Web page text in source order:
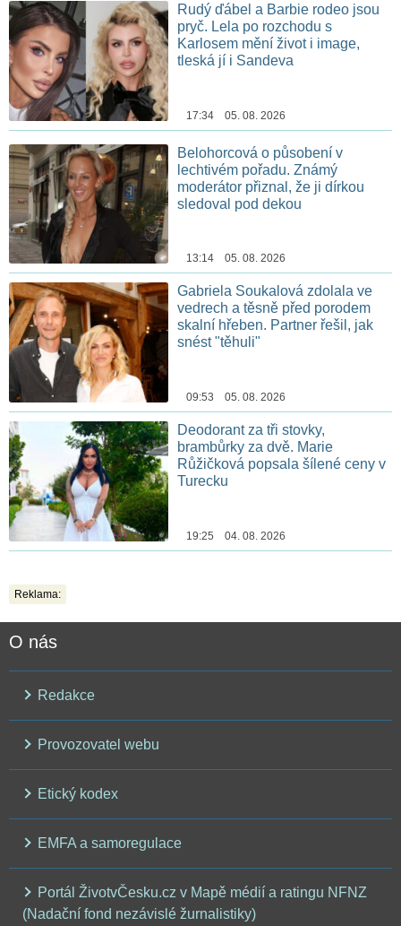
Rudý ďábel a Barbie rodeo jsou
pryč. Lela po rozchodu s
Karlosem mění život i image,
tleská jí i Sandeva
17:34 05. 08. 2026
Belohorcová o působení v
lechtivém pořadu. Známý
moderátor přiznal, že ji dírkou
sledoval pod dekou
13:14 05. 08. 2026
Gabriela Soukalová zdolala ve
vedrech a těsně před porodem
skalní hřeben. Partner řešil, jak
snést "těhuli"
09:53 05. 08. 2026
Deodorant za tři stovky,
brambůrky za dvě. Marie
Růžičková popsala šílené ceny v
Turecku
19:25 04. 08. 2026
Reklama:
O nás
Redakce
Provozovatel webu
Etický kodex
EMFA a samoregulace
Portál ŽivotvČesku.cz v Mapě médií a ratingu NFNZ
(Nadační fond nezávislé žurnalistiky)